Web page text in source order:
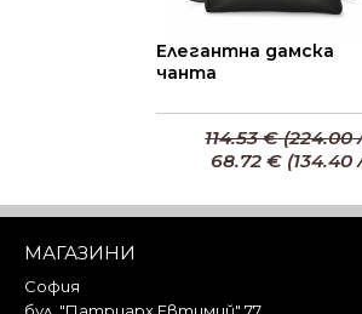
Елегантна дамска
чанта
114.53 € (224.00
68.72 € (134.40
МАГАЗИНИ
София